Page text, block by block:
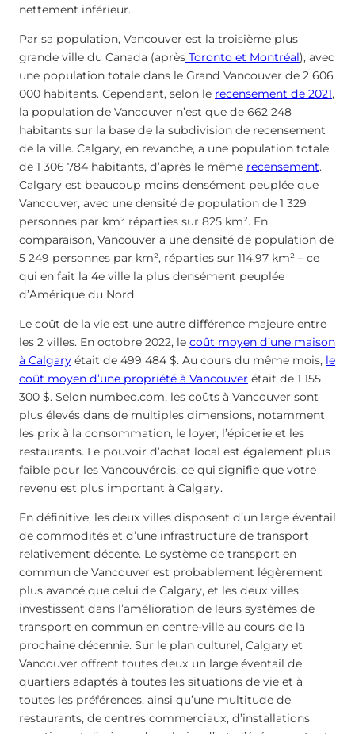
nettement inférieur.
Par sa population, Vancouver est la troisième plus
grande ville du Canada (après Toronto et Montréal), avec
une population totale dans le Grand Vancouver de 2 606
000 habitants. Cependant, selon le recensement de 2021,
la population de Vancouver n’est que de 662 248
habitants sur la base de la subdivision de recensement
de la ville. Calgary, en revanche, a une population totale
de 1 306 784 habitants, d’après le même recensement.
Calgary est beaucoup moins densément peuplée que
Vancouver, avec une densité de population de 1 329
personnes par km² réparties sur 825 km². En
comparaison, Vancouver a une densité de population de
5 249 personnes par km², réparties sur 114,97 km² – ce
qui en fait la 4e ville la plus densément peuplée
d’Amérique du Nord.
Le coût de la vie est une autre différence majeure entre
les 2 villes. En octobre 2022, le coût moyen d’une maison
à Calgary était de 499 484 $. Au cours du même mois, le
coût moyen d’une propriété à Vancouver était de 1 155
300 $. Selon numbeo.com, les coûts à Vancouver sont
plus élevés dans de multiples dimensions, notamment
les prix à la consommation, le loyer, l’épicerie et les
restaurants. Le pouvoir d’achat local est également plus
faible pour les Vancouvérois, ce qui signifie que votre
revenu est plus important à Calgary.
En définitive, les deux villes disposent d’un large éventail
de commodités et d’une infrastructure de transport
relativement décente. Le système de transport en
commun de Vancouver est probablement légèrement
plus avancé que celui de Calgary, et les deux villes
investissent dans l’amélioration de leurs systèmes de
transport en commun en centre-ville au cours de la
prochaine décennie. Sur le plan culturel, Calgary et
Vancouver offrent toutes deux un large éventail de
quartiers adaptés à toutes les situations de vie et à
toutes les préférences, ainsi qu’une multitude de
restaurants, de centres commerciaux, d’installations